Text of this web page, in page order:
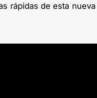
rápidas de esta